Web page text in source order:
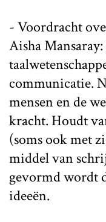
- Voordracht
Aisha
communicatie.
mensen en de
kracht. Houdt
(soms ook met
middel van
gevormd wordt
ideeën.